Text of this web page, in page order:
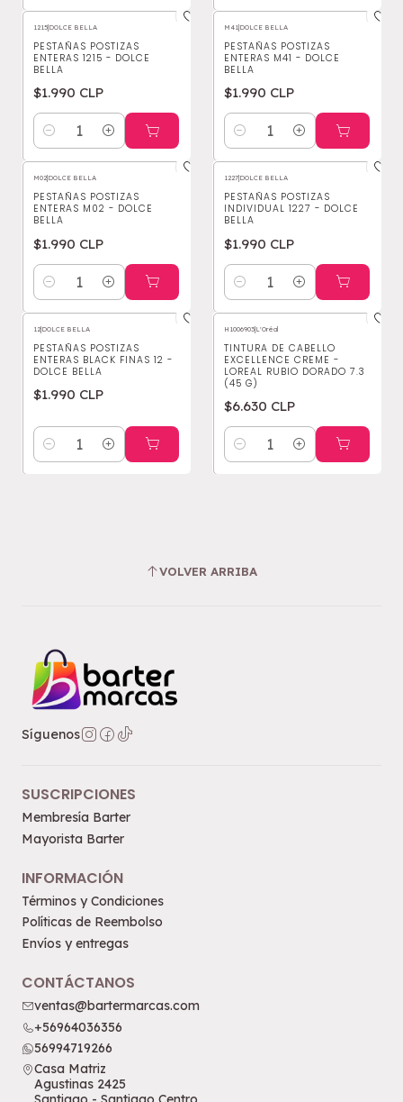
1215|DOLCE BELLA
PESTAÑAS POSTIZAS
ENTERAS 1215 - DOLCE
BELLA
$1.990 CLP
Cantidad
M41|DOLCE BELLA
PESTAÑAS POSTIZAS
ENTERAS M41 - DOLCE
BELLA
$1.990 CLP
Cantidad
M02|DOLCE BELLA
PESTAÑAS POSTIZAS
ENTERAS M02 - DOLCE
BELLA
$1.990 CLP
Cantidad
1227|DOLCE BELLA
PESTAÑAS POSTIZAS
INDIVIDUAL 1227 - DOLCE
BELLA
$1.990 CLP
Cantidad
12|DOLCE BELLA
PESTAÑAS POSTIZAS
ENTERAS BLACK FINAS 12 -
DOLCE BELLA
$1.990 CLP
Cantidad
H1006903|L'Oréal
TINTURA DE CABELLO
EXCELLENCE CREME -
LOREAL RUBIO DORADO 7.3
(45 G)
$6.630 CLP
Cantidad
VOLVER ARRIBA
Síguenos
SUSCRIPCIONES
Membresía Barter
Mayorista Barter
INFORMACIÓN
Términos y Condiciones
Políticas de Reembolso
Envíos y entregas
CONTÁCTANOS
ventas@bartermarcas.com
+56964036356
56994719266
Casa Matriz
Agustinas 2425